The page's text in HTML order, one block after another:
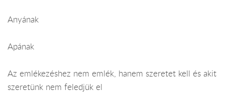
Anyának
Apának
Az emlékezéshez nem emlék, hanem szeretet kell és akit
szeretünk nem feledjük el